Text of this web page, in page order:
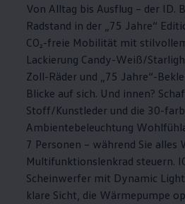
Von Alltag bis Ausflug – der ID.
Radstand in der „75 Jahre“
CO₂-freie Mobilität mit
Lackierung Candy-Weiß/
Zoll-Räder und „75 Jahre“-
Blicke auf sich. Und innen?
Stoff/Kunstleder und die 30-
Ambientebeleuchtung
7 Personen – während Sie alles
Multifunktionslenkrad steuern.
Scheinwerfer mit Dynamic
klare Sicht, die Wärmepumpe